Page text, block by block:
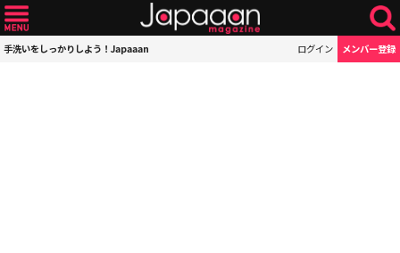
手洗いをしっかりしよう！Japaaan ログイン メンバー登録